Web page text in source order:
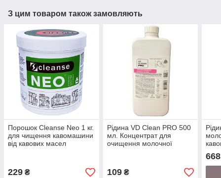
З цим товаром також замовляють
Порошок Cleanse Neo 1 кг.
для чищення кавомашини
від кавових масел
229 ₴
Рідина VD Clean PRO 500
мл. Концентрат для
очищення молочної
109₴
668